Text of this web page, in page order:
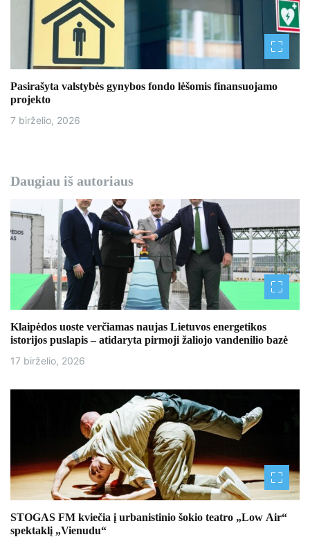
Pasirašyta valstybės gynybos fondo lėšomis finansuojamo
projekto
7 birželio, 2026
Daugiau iš autoriaus
Klaipėdos uoste verčiamas naujas Lietuvos energetikos
istorijos puslapis – atidaryta pirmoji žaliojo vandenilio bazė
17 birželio, 2026
STOGAS FM kviečia į urbanistinio šokio teatro „Low Air“
spektaklį „Vienudu“